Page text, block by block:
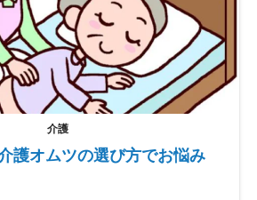
介護
護オムツの選び方でお悩み